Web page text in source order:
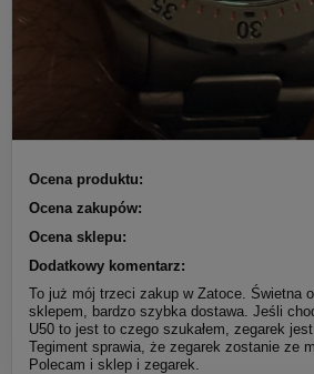
Ocena produktu:
Ocena zakupów:
Ocena sklepu:
Dodatkowy komentarz:
To już mój trzeci zakup w Zatoce. Świetna
sklepem, bardzo szybka dostawa. Jeśli
U50 to jest to czego szukałem, zegarek
Tegiment sprawia, że zegarek zostanie ze
Polecam i sklep i zegarek.